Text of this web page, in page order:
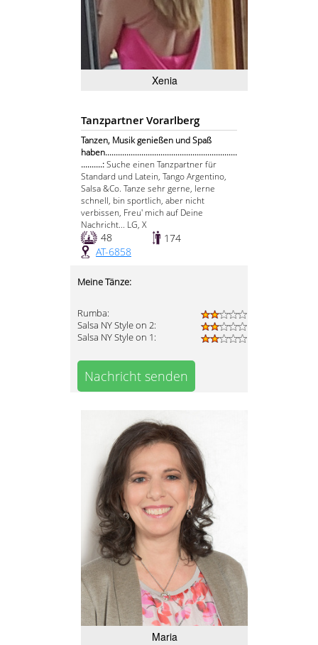
Xenia
Tanzpartner Vorarlberg
Tanzen, Musik genießen und Spaß
haben..............................................................
..........:Suche einen Tanzpartner für
Standard und Latein, Tango Argentino,
Salsa &Co. Tanze sehr gerne, lerne
schnell, bin sportlich, aber nicht
verbissen, Freu' mich auf Deine
Nachricht... LG, X
48
174
AT-6858
Meine Tänze:
Rumba:
Salsa NY Style on 2:
Salsa NY Style on 1:
Nachricht senden
Maria